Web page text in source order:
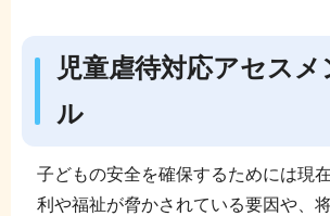
児童虐待対応アセス
ル
子どもの安全を確保するためには現
利や福祉が脅かされている要因や、